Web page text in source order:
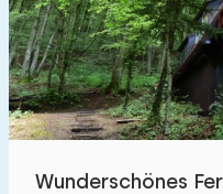
Wunderschönes